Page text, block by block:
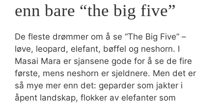
enn bare “the big five”
De fleste drømmer om å se “The Big Five” –
løve, leopard, elefant, bøffel og neshorn. I
Masai Mara er sjansene gode for å se de fire
første, mens neshorn er sjeldnere. Men det er
så mye mer enn det: geparder som jakter i
åpent landskap, flokker av elefanter som